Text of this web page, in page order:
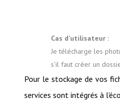
Cas d'utilisateur :
Je télécharge les
s'il faut créer un
Pour le stockage de vos
services sont intégrés à